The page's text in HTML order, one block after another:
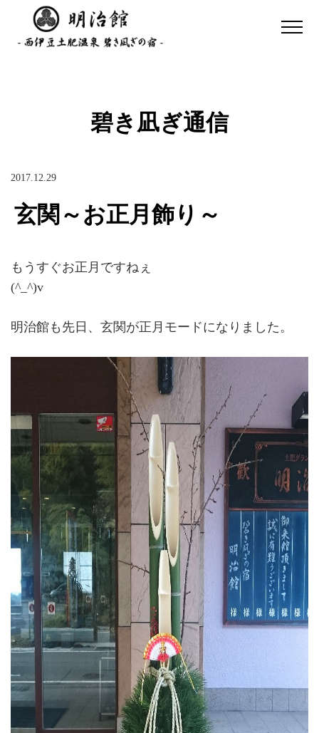
碧き凪ぎ通信
2017.12.29
玄関～お正月飾り～
もうすぐお正月ですねぇ
(^_^)v
明治館も先日、玄関が正月モードになりました。